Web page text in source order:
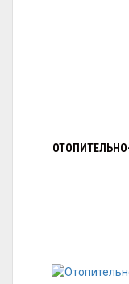
ОТОПИТЕЛЬНО-